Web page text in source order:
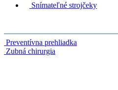
Snímateľné strojčeky
Preventívna prehliadka
Zubná chirurgia